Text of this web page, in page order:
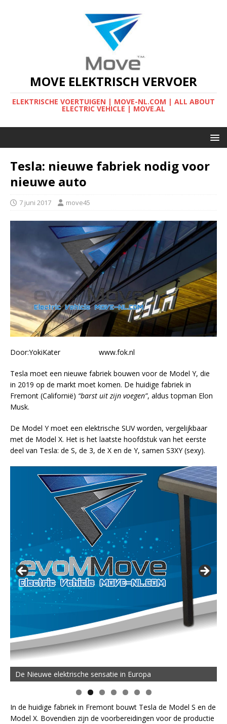
MOVE ELEKTRISCH VERVOER
ELEKTRISCHE VOERTUIGEN | MOVE-NL.COM | ALL ABOUT
ELECTRIC VEHICLE | MOVE.AL
Tesla: nieuwe fabriek nodig voor
nieuwe auto
7 juni 2017 move45
Door:YokiKater www.fok.nl
Tesla moet een nieuwe fabriek bouwen voor de Model Y, die
in 2019 op de markt moet komen. De huidige fabriek in
Fremont (Californië) “barst uit zijn voegen”, aldus topman Elon
Musk.
De Model Y moet een elektrische SUV worden, vergelijkbaar
met de Model X. Het is het laatste hoofdstuk van het eerste
deel van Tesla: de S, de 3, de X en de Y, samen S3XY (sexy).
De Nieuwe elektrische sensatie in Europa
In de huidige fabriek in Fremont bouwt Tesla de Model S en de
Model X. Bovendien zijn de voorbereidingen voor de productie